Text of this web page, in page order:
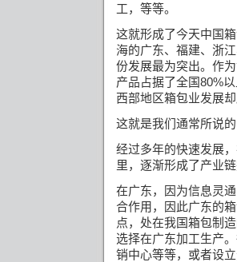
工，等等。
这就形成了今天中国
海的广东、福建、浙
份发展最为突出。作
产品占据了全国80%
西部地区箱包业发展却
这就是我们通常所说
经过多年的快速发展
里，逐渐形成了产业
在广东，因为信息灵
合作用，因此广东的
点，处在我国箱包制
选择在广东加工生产
销中心等等，或者设